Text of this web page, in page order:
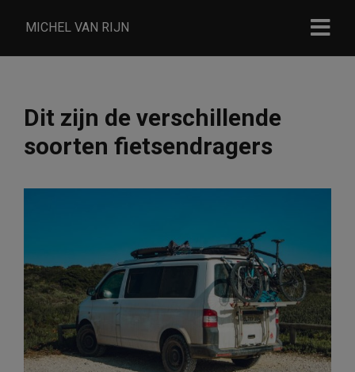
MICHEL VAN RIJN
Dit zijn de verschillende
soorten fietsendragers